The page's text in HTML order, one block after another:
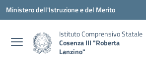
Vai ai contenuti
Vai al menu di navigazione
Vai al footer
Ministero dell'Istruzione e del Merito
Istituto Comprensivo Statale
Cosenza III "Roberta
Lanzino"